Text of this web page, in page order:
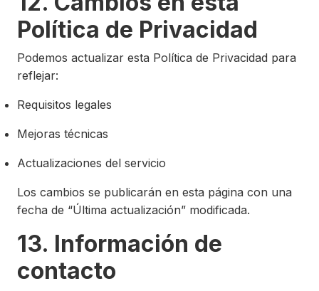
Política de Privacidad
Podemos actualizar esta Política de Privacidad para
reflejar:
Requisitos legales
Mejoras técnicas
Actualizaciones del servicio
Los cambios se publicarán en esta página con una
fecha de “Última actualización” modificada.
13. Información de
contacto